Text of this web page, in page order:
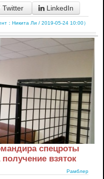
Twitter LinkedIn
：Никита Ли / 2019-05-24 10:00）
спецроты
взяток
Рамблер